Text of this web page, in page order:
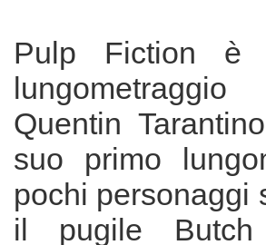
Pulp Fiction è
Quentin
suo primo
pochi personaggi
il pugile